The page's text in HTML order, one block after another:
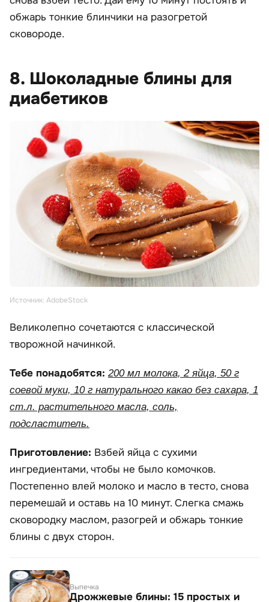
обжарь тонкие блинчики на разогретой
сковороде.
8. Шоколадные блины для
диабетиков
Источник: AdobeStock
Великолепно сочетаются с классической
творожной начинкой.
Тебе понадобятся: 200 мл молока, 2 яйца, 50 г
соевой муки, 10 г натурального какао без сахара, 1
ст.л. растительного масла, соль,
подсластитель.
Приготовление: Взбей яйца с сухими
ингредиентами, чтобы не было комочков.
Постепенно влей молоко и масло в тесто, снова
перемешай и оставь на 10 минут. Слегка смажь
сковородку маслом, разогрей и обжарь тонкие
блины с двух сторон.
Выпечка
Дрожжевые блины: 15 простых и